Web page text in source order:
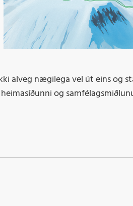
alveg nægilega vel út eins og
og